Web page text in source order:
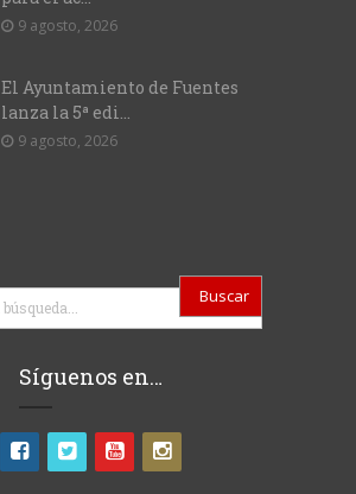
9 agosto, 2026
El Ayuntamiento de Fuentes
lanza la 5ª edi...
9 agosto, 2026
Síguenos en…